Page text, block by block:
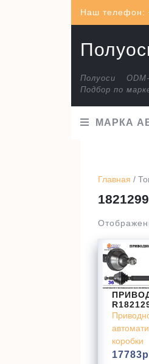
Наш телефон:
Полуоси
Подбор по
МАРКА
Главная /
коробки
17783